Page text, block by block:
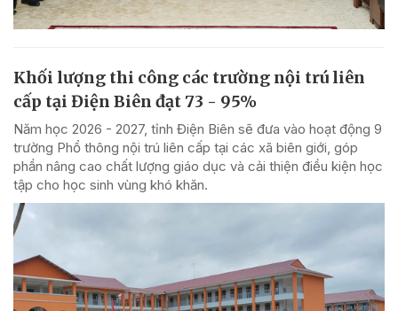
Khối lượng thi công các trường nội trú liên
cấp tại Điện Biên đạt 73 - 95%
Năm học 2026 - 2027, tỉnh Điện Biên sẽ đưa vào hoạt động 9
trường Phổ thông nội trú liên cấp tại các xã biên giới, góp
phần nâng cao chất lượng giáo dục và cải thiện điều kiện học
tập cho học sinh vùng khó khăn.